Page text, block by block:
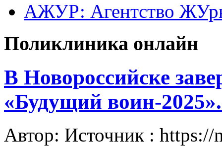
АЖУР: Агентство
Поликлиника онлайн
В Новороссийске
«Будущий воин-
Автор: Источник : https://